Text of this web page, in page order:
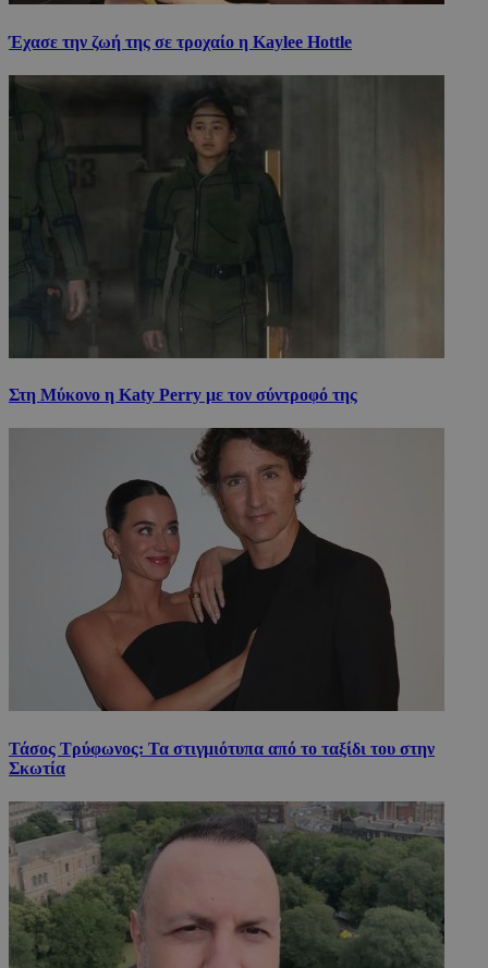
Έχασε την ζωή της σε τροχαίο η Kaylee Hottle
Στη Μύκονο η Katy Perry με τον σύντροφό της
Τάσος Τρύφωνος: Τα στιγμιότυπα από το ταξίδι του στην
Σκωτία